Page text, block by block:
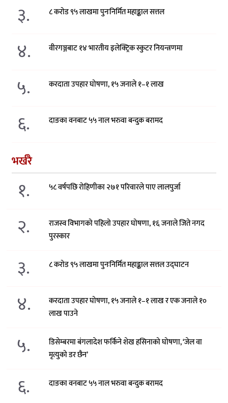
३. ८ करोड ९५ लाखमा पुनःनिर्मित महाङ्काल सत्तल
४. वीरगञ्जबाट १४ भारतीय इलेक्ट्रिक स्कुटर नियन्त्रणमा
५. करदाता उपहार घोषणा, १५ जनाले १–१ लाख
६. दाङका वनबाट ५५ नाल भरुवा बन्दुक बरामद
भर्खरै
१. ५८ वर्षपछि रोहिणीका २७१ परिवारले पाए लालपुर्जा
२.
राजस्व विभागको पहिलो उपहार घोषणा, १६ जनाले जिते नगद
पुरस्कार
३. ८ करोड ९५ लाखमा पुनःनिर्मित महाङ्काल सत्तल उद्घाटन
४.
करदाता उपहार घोषणा, १५ जनाले १–१ लाख र एक जनाले १०
लाख पाउने
५.
डिसेम्बरमा बंगलादेश फर्किने शेख हसिनाको घोषणा, ‘जेल वा
मृत्युको डर छैन’
६. दाङका वनबाट ५५ नाल भरुवा बन्दुक बरामद